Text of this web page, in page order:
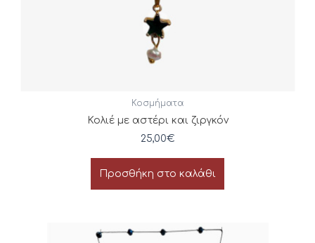
Κοσμήματα
Κολιέ με αστέρι και ζιργκόν
25,00€
Προσθήκη στο καλάθι